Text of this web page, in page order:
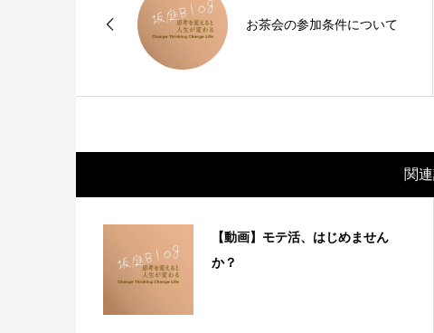
お茶会の参加条件について
関
【動画】モテ活、はじめません
か？